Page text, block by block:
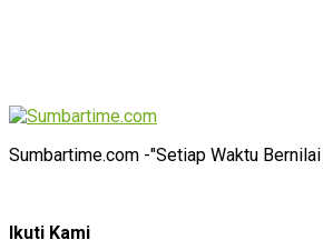
Sumbartime.com -"Setiap Waktu
Ikuti Kami